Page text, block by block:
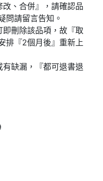
改、合併』，請確認品
問請留言告知。
即刪除該品項，故『取
排『2個月後』重新上
有缺漏，『都可退書退